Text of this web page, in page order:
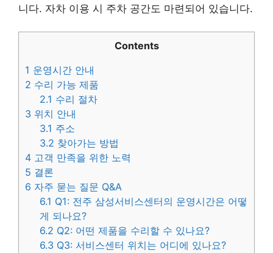
니다. 자차 이용 시 주차 공간도 마련되어 있습니다.
Contents
1 운영시간 안내
2 수리 가능 제품
2.1 수리 절차
3 위치 안내
3.1 주소
3.2 찾아가는 방법
4 고객 만족을 위한 노력
5 결론
6 자주 묻는 질문 Q&A
6.1 Q1: 전주 삼성서비스센터의 운영시간은 어떻
게 되나요?
6.2 Q2: 어떤 제품을 수리할 수 있나요?
6.3 Q3: 서비스센터 위치는 어디에 있나요?